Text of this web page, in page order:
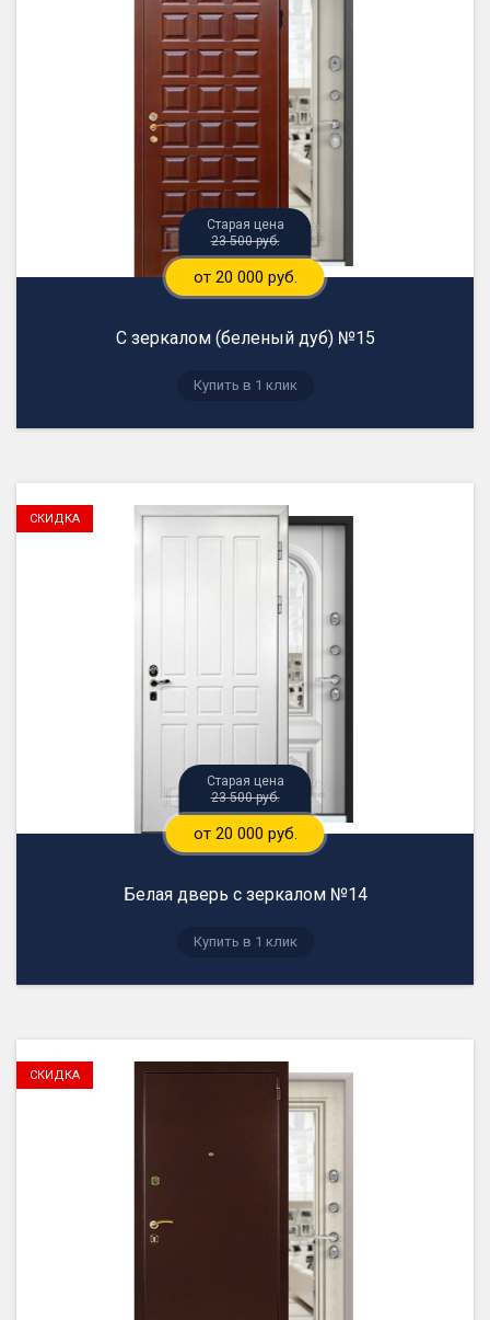
23 500 руб.
от 20 000 руб.
С зеркалом (беленый дуб) №15
23 500 руб.
от 20 000 руб.
Белая дверь с зеркалом №14